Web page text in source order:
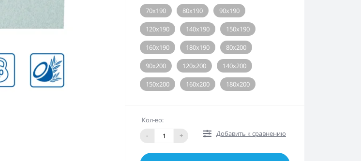
70х190
80х190 90х190
120х190 140х190 150х190
160х190 180х190 80х200
90х200 120х200 140х200
150х200 160х200 180х200
Кол-во:
-
+ Добавить к сравнению